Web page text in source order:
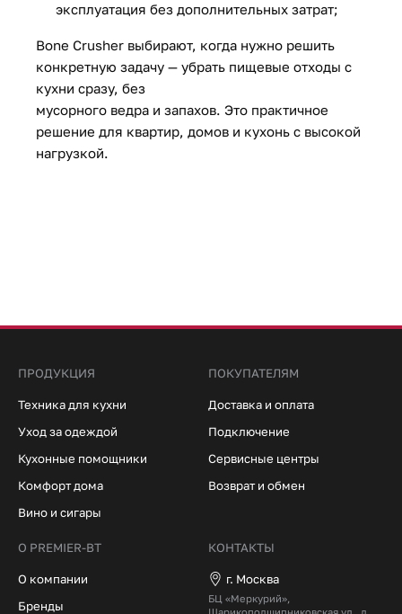
эксплуатация без дополнительных затрат;
Bone Crusher выбирают, когда нужно решить
конкретную задачу — убрать пищевые отходы с
кухни сразу, без
мусорного ведра и запахов. Это практичное
решение для квартир, домов и кухонь с высокой
нагрузкой.
ПРОДУКЦИЯ
Техника для кухни
Уход за одеждой
Кухонные помощники
Комфорт дома
Вино и сигары
ПОКУПАТЕЛЯМ
Доставка и оплата
Подключение
Сервисные центры
Возврат и обмен
О PREMIER-BT
О компании
Бренды
КОНТАКТЫ
г. Москва
БЦ «Меркурий»,
Шарикоподшипниковская ул., д.